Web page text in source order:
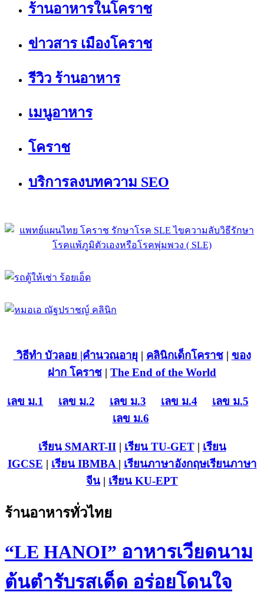
ร้านอาหารในโคราช
ข่าวสาร เมืองโคราช
รีวิว ร้านอาหาร
เมนูอาหาร
โคราช
บริการลงบทความ SEO
วิธีทำ บัวลอย |คำนวณอายุ | คลินิกเด็กโคราช| ของ
ฝาก โคราช | The End of the World
เลข ม.1 เลข ม.2 เลข ม.3 เลข ม.4
เลข ม.5
เลข ม.6
เรียน SMART-II| เรียน TU-GET| เรียน
IGCSE | เรียน IBMBA | เรียนภาษาอังกฤษเรียนภาษา
จีน | เรียน KU-EPT
ร้านอาหารทั่วไทย
“LE HANOI” อาหารเวียดนาม
ต้นตำรับรสเด็ด อร่อยโดนใจ